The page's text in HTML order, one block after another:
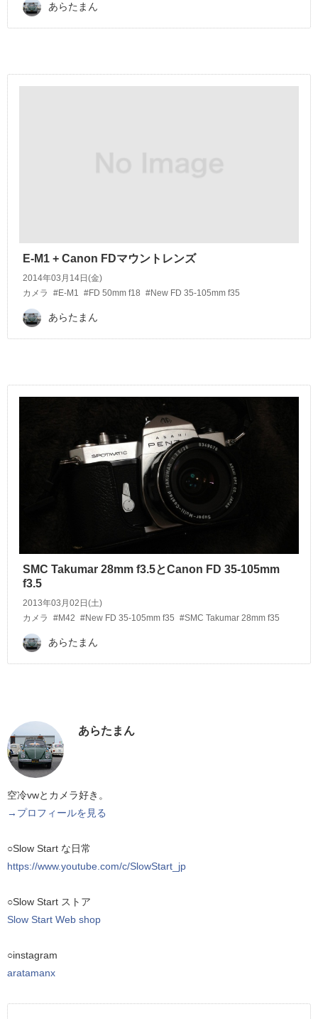
あらたまん
E-M1 + Canon FDマウントレンズ
2014年03月14日(金)
カメラ
#E-M1 #FD 50mm f18 #New FD 35-105mm f35
あらたまん
SMC Takumar 28mm f3.5とCanon FD 35-105mm
f3.5
2013年03月02日(土)
カメラ
#M42 #New FD 35-105mm f35 #SMC Takumar 28mm f35
あらたまん
あらたまん
空冷vwとカメラ好き。
→プロフィールを見る
○Slow Start な日常
https://www.youtube.com/c/SlowStart_jp
○Slow Start ストア
Slow Start Web shop
○instagram
aratamanx